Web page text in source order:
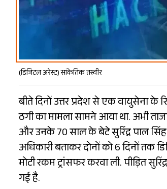
(डिजिटल अरेस्ट) सांकेतिक तस्वीर
बीते दिनों उत्तर प्रदेश से एक वायुसेना
ठगी का मामला सामने आया था. अभी
और उनके 70 साल के बेटे सुरिंद्र पाल
अधिकारी बताकर दोनों को 6 दिनों तक
मोटी रकम ट्रांसफर करवा ली. पीड़ित
गई है.